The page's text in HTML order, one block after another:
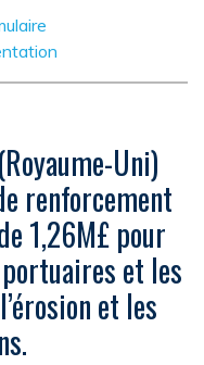
Uni)
renforcement
1,26M£ pour
et les
et les